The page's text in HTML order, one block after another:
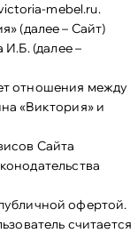
mebel.ru.
(далее – Сайт)
И.Б. (далее –
отношения между
«Виктория» и
Сайта
офертой.
считается